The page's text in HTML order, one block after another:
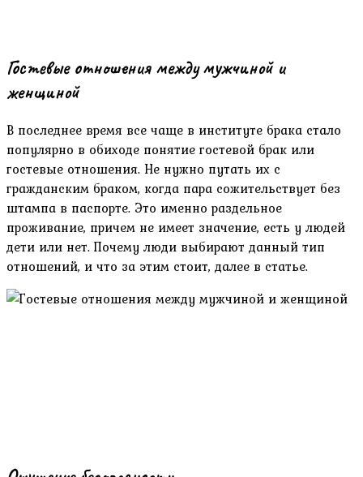
Гостевые отношения между мужчиной и
женщиной
В последнее время все чаще в институте брака стало
популярно в обиходе понятие гостевой брак или
гостевые отношения. Не нужно путать их с
гражданским браком, когда пара сожительствует без
штампа в паспорте. Это именно раздельное
проживание, причем не имеет значение, есть у людей
дети или нет. Почему люди выбирают данный тип
отношений, и что за этим стоит, далее в статье.